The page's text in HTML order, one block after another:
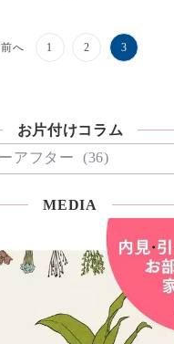
前へ 1 2 3
お片付けコラム
MEDIA